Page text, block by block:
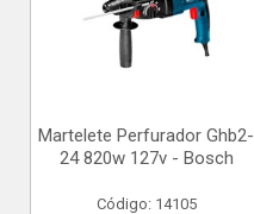
Martelete Perfurador Ghb2-
24 820w 127v - Bosch
Código: 14105